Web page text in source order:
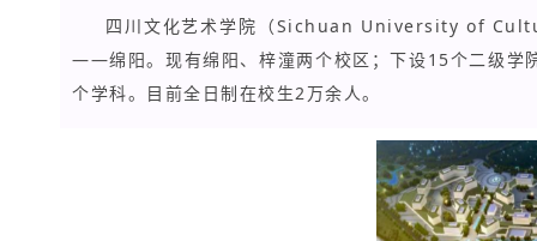
四川文化艺术学院（Sichuan University of
——绵阳。 现有绵阳、梓潼两个校区；下设15个二级学
个学科。
目前全日制在校生2万余人。